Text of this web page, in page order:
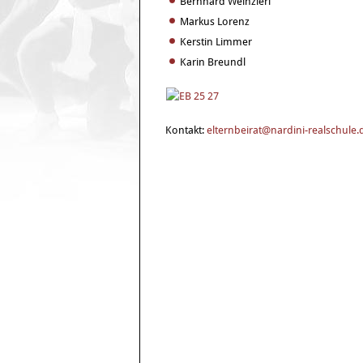
Markus Lorenz
Kerstin Limmer
Karin Breundl
Kontakt: elternbeirat@nardini-